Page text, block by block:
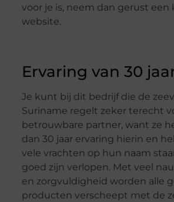
voor je is, neem dan gerust een
website.
Ervaring van 30
Je kunt bij dit bedrijf die de
Suriname regelt zeker terecht
betrouwbare partner, want ze
dan 30 jaar ervaring hierin en
vele vrachten op hun naam
goed zijn verlopen. Met veel
en zorgvuldigheid worden alle
producten verscheept met de